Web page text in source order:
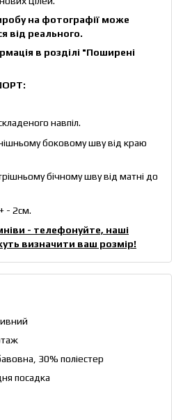
на фотографії може
від реального.
в розділі "Поширені
навпіл.
боковому шву від краю
бічному шву від матні до
- 2см.
- телефонуйте, наші
визначити ваш розмір!
30% поліестер
посадка